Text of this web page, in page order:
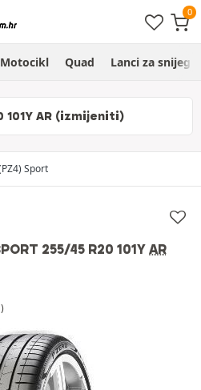
Motocikl Quad Lanci za snijeg
101Y AR (izmijeniti)
Sport
255/45 R20 101Y AR